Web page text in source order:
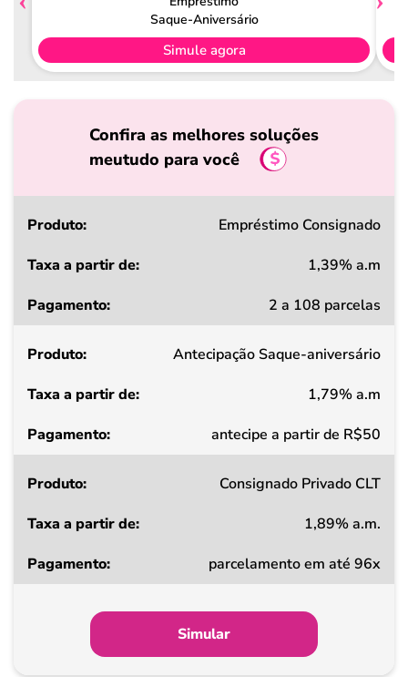
Saque-Aniversário
Simule agora
Confira as melhores soluções
meutudo para você
Produto
a
de
Pagamento
Empréstimo Consignado
1,39% a.m
2 a 108 parcelas
Antecipação Saque-aniversário
1,79% a.m
antecipe a partir de R$50
Consignado Privado CLT
1,89% a.m.
parcelamento em até 96x
Simular